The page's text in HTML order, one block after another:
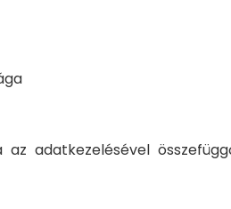
adatkezelésével